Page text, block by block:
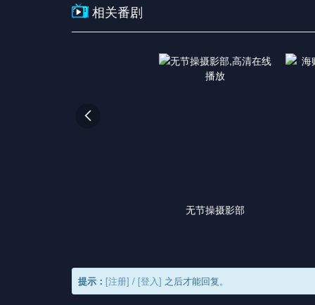
相关番剧
无节操摄影部

提示： [注册] / [登入] 之后才能回复。